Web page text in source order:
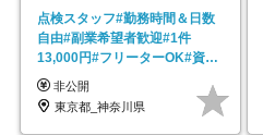
点検スタッフ#勤務時間＆日数
自由#副業希望者歓迎#1件
13,000円#フリーターOK#資格
スキル不要
非公開
東京都_神奈川県